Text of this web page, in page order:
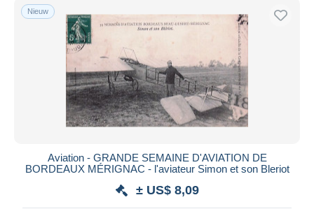
Nieuw
Aviation - GRANDE SEMAINE D'AVIATION DE
BORDEAUX MÉRIGNAC - l'aviateur Simon et son Bleriot
± US$ 8,09